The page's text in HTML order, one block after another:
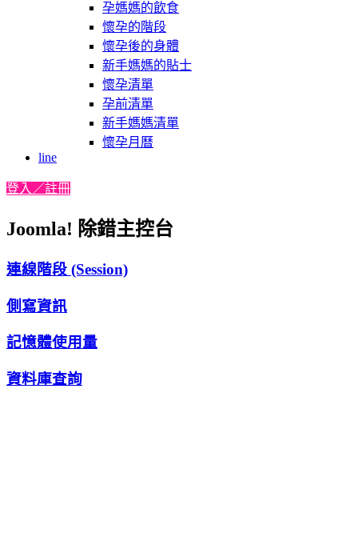
孕媽媽的飲食
懷孕的階段
懷孕後的身體
新手媽媽的貼士
懷孕清單
孕前清單
新手媽媽清單
懷孕月曆
line
登入／註冊
Joomla! 除錯主控台
連線階段 (Session)
側寫資訊
記憶體使用量
資料庫查詢